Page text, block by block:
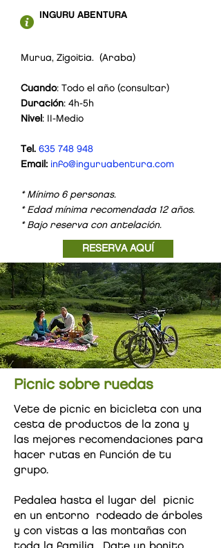
INGURU ABENTURA
Murua, Zigoitia. (Araba)
Cuando: Todo el año (consultar)
Duración: 4h-5h
Nivel: II-Medio
Tel. 635 748 948
Email: info@inguruabentura.com
* Mínimo 6 personas.
* Edad mínima recomendada 12 años.
* Bajo reserva con antelación.
RESERVA AQUÍ
Picnic sobre ruedas
Vete de picnic en bicicleta con una
cesta de productos de la zona y
las mejores recomendaciones para
hacer rutas en función de tu
grupo.
Pedalea hasta el lugar del picnic
en un entorno rodeado de árboles
y con vistas a las montañas con